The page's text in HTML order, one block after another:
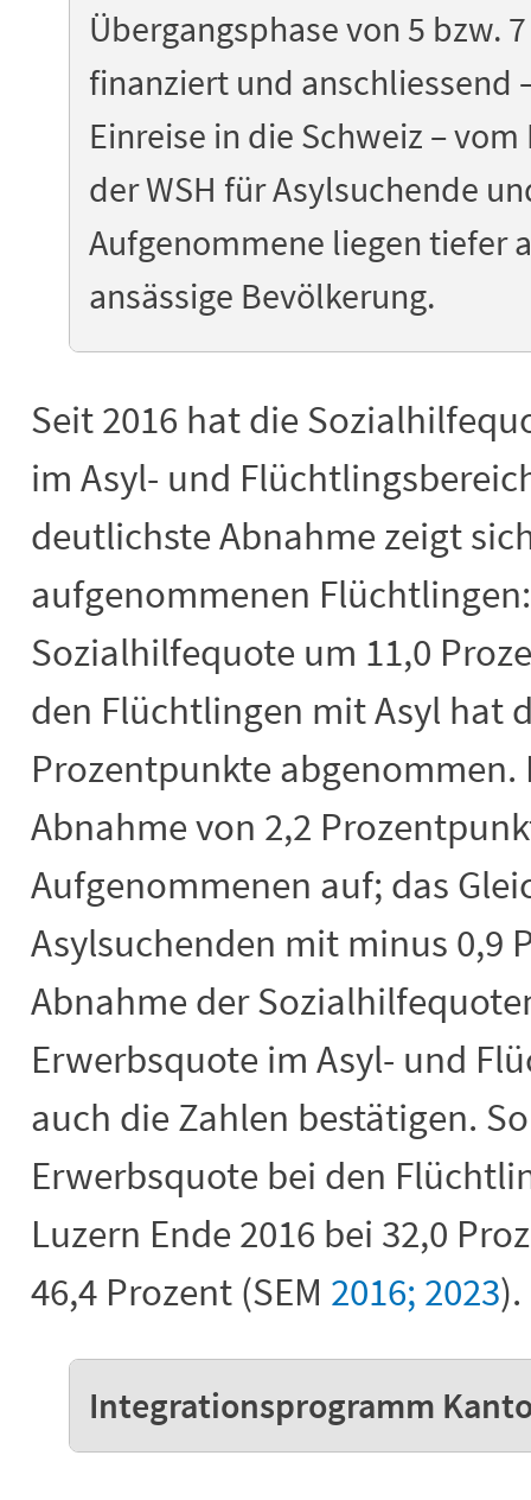
Übergangsphase von 5 bzw.
finanziert und anschliessend
Einreise in die Schweiz –
der WSH für Asylsuchende
Aufgenommene liegen tiefer
ansässige Bevölkerung.
Seit 2016 hat die
im Asyl- und
deutlichste Abnahme zeigt
aufgenommenen
Sozialhilfequote um 11,0
den Flüchtlingen mit Asyl hat
Prozentpunkte abgenommen.
Abnahme von 2,2
Aufgenommenen auf; das
Asylsuchenden mit minus 0,9
Abnahme der
Erwerbsquote im Asyl- und
auch die Zahlen bestätigen.
Erwerbsquote bei den
Luzern Ende 2016 bei 32,0
46,4 Prozent (SEM 2016; 2023).
Integrationsprogramm